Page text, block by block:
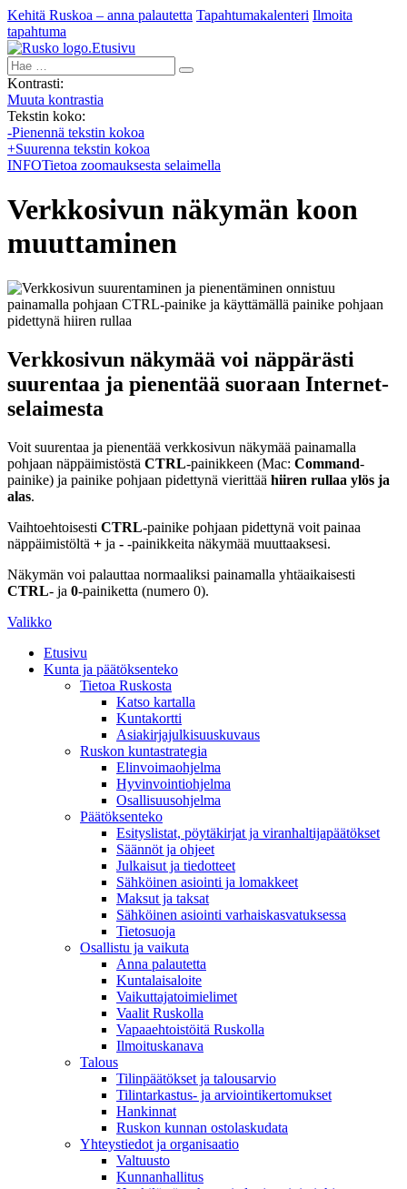
Kehitä Ruskoa – anna palautetta Tapahtumakalenteri Ilmoita
tapahtuma
Etusivu
Hae:
Kontrasti:
Muuta kontrastia
Tekstin koko:
-Pienennä tekstin kokoa
+Suurenna tekstin kokoa
INFOTietoa zoomauksesta selaimella
Verkkosivun näkymän koon
muuttaminen
Verkkosivun näkymää voi näppärästi
suurentaa ja pienentää suoraan Internet-
selaimesta
Voit suurentaa ja pienentää verkkosivun näkymää painamalla
pohjaan näppäimistöstä CTRL-painikkeen (Mac: Command-
painike) ja painike pohjaan pidettynä vierittää hiiren rullaa ylös ja
alas.
Vaihtoehtoisesti CTRL-painike pohjaan pidettynä voit painaa
näppäimistöltä + ja - -painikkeita näkymää muuttaaksesi.
Näkymän voi palauttaa normaaliksi painamalla yhtäaikaisesti
CTRL- ja 0-painiketta (numero 0).
Valikko
Etusivu
Kunta ja päätöksenteko
Tietoa Ruskosta
Katso kartalla
Kuntakortti
Asiakirjajulkisuuskuvaus
Ruskon kuntastrategia
Elinvoimaohjelma
Hyvinvointiohjelma
Osallisuusohjelma
Päätöksenteko
Esityslistat, pöytäkirjat ja viranhaltijapäätökset
Säännöt ja ohjeet
Julkaisut ja tiedotteet
Sähköinen asiointi ja lomakkeet
Maksut ja taksat
Sähköinen asiointi varhaiskasvatuksessa
Tietosuoja
Osallistu ja vaikuta
Anna palautetta
Kuntalaisaloite
Vaikuttajatoimielimet
Vaalit Ruskolla
Vapaaehtoistöitä Ruskolla
Ilmoituskanava
Talous
Tilinpäätökset ja talousarvio
Tilintarkastus- ja arviointikertomukset
Hankinnat
Ruskon kunnan ostolaskudata
Yhteystiedot ja organisaatio
Valtuusto
Kunnanhallitus